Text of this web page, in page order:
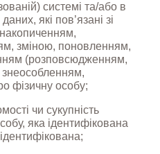
системі та/або в
які пов’язані зі
зміною, поновленням,
(розповсюдженням,
фізичну особу;
чи сукупність
яка ідентифікована